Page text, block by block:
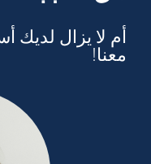
أم لا يزال لديك
معنا!